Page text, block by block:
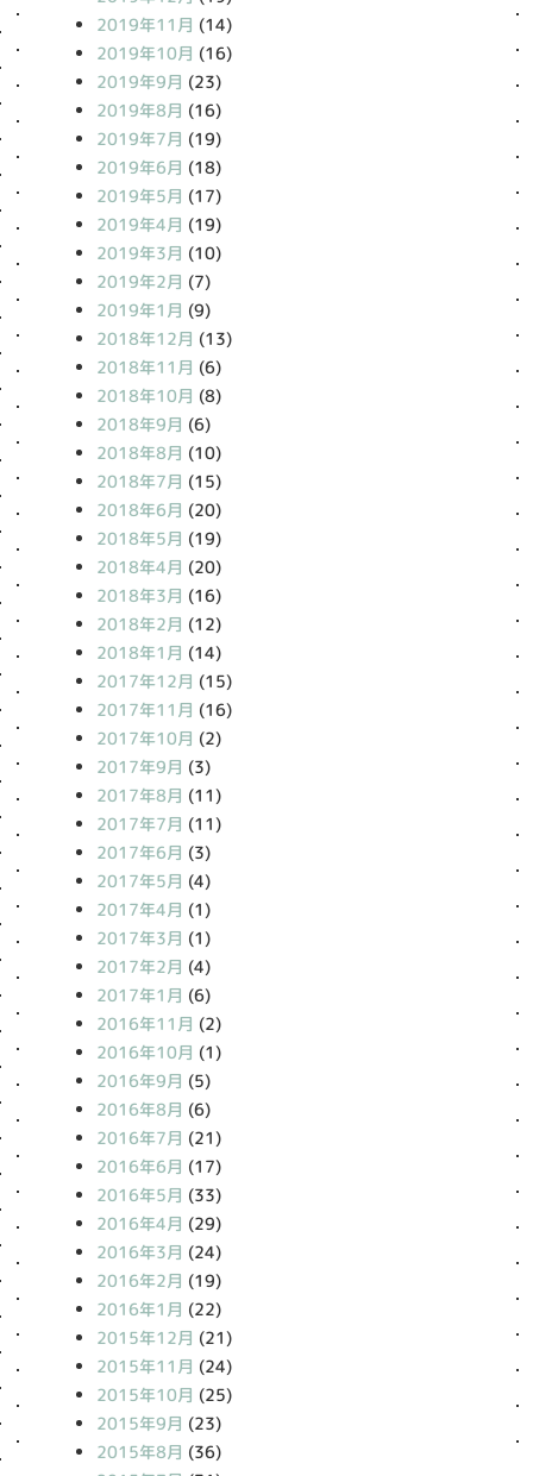
2019年11月 (14)
2019年10月 (16)
2019年9月 (23)
2019年8月 (16)
2019年7月 (19)
2019年6月 (18)
2019年5月 (17)
2019年4月 (19)
2019年3月 (10)
2019年2月 (7)
2019年1月 (9)
2018年12月 (13)
2018年11月 (6)
2018年10月 (8)
2018年9月 (6)
2018年8月 (10)
2018年7月 (15)
2018年6月 (20)
2018年5月 (19)
2018年4月 (20)
2018年3月 (16)
2018年2月 (12)
2018年1月 (14)
2017年12月 (15)
2017年11月 (16)
2017年10月 (2)
2017年9月 (3)
2017年8月 (11)
2017年7月 (11)
2017年6月 (3)
2017年5月 (4)
2017年4月 (1)
2017年3月 (1)
2017年2月 (4)
2017年1月 (6)
2016年11月 (2)
2016年10月 (1)
2016年9月 (5)
2016年8月 (6)
2016年7月 (21)
2016年6月 (17)
2016年5月 (33)
2016年4月 (29)
2016年3月 (24)
2016年2月 (19)
2016年1月 (22)
2015年12月 (21)
2015年11月 (24)
2015年10月 (25)
2015年9月 (23)
2015年8月 (36)